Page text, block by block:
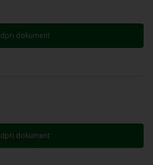
Odpri dokument
Odpri dokument